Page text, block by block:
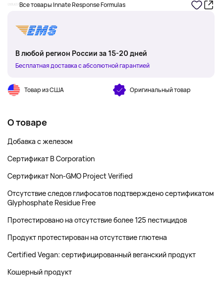
Все товары Innate Response Formulas
В любой регион России за 15-20 дней
Бесплатная доставка с абсолютной гарантией
Товар из США Оригинальный товар
О товаре
Добавка с железом
Сертификат B Corporation
Сертификат Non-GMO Project Verified
Отсутствие следов глифосатов подтверждено сертификатом
Glyphosphate Residue Free
Протестировано на отсутствие более 125 пестицидов
Продукт протестирован на отсутствие глютена
Certified Vegan: сертифицированный веганский продукт
Кошерный продукт